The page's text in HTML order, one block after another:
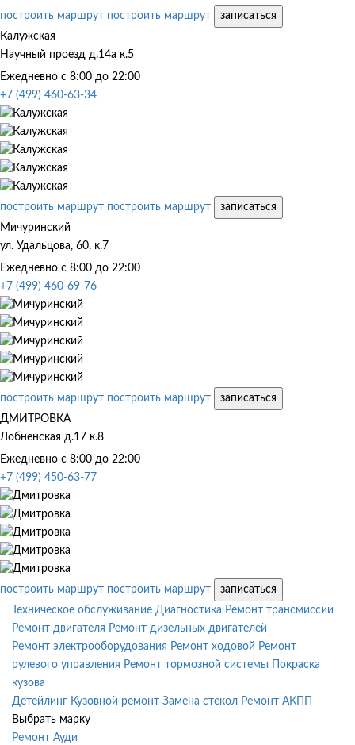
построить маршрут построить маршрут
записаться
Калужская
Научный проезд д.14а к.5
Ежедневно с 8:00 до 22:00
+7 (499) 460-63-34
построить маршрут построить маршрут
записаться
Мичуринский
ул. Удальцова, 60, к.7
Ежедневно с 8:00 до 22:00
+7 (499) 460-69-76
построить маршрут построить маршрут
записаться
ДМИТРОВКА
Лобненская д.17 к.8
Ежедневно с 8:00 до 22:00
+7 (499) 450-63-77
построить маршрут построить маршрут
записаться
Техническое обслуживание Диагностика Ремонт трансмиссии
Ремонт двигателя Ремонт дизельных двигателей
Ремонт электрооборудования Ремонт ходовой Ремонт
рулевого управления Ремонт тормозной системы
Покраска
кузова
Детейлинг Кузовной ремонт Замена стекол Ремонт АКПП
Выбрать марку
Ремонт Ауди